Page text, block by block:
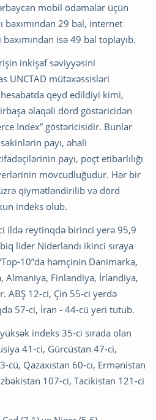
mobil ödəmələr üçün
baxımından 29 bal, internet
isə 49 bal toplayıb.
inkişaf səviyyəsini
UNCTAD mütəxəssisləri
qeyd edildiyi kimi,
əlaqəli dörd göstəricidən
Index” göstəricisidir. Bunlar
payı, əhali
payı, poçt etibarlılığı
mövcudluğudur. Hər bir
qiymətləndirilib və dörd
indeks olub.
ildə reytinqdə birinci yerə 95,9
lider Niderlandı ikinci sıraya
10”da həmçinin Danimarka,
Almaniya, Finlandiya, İrlandiya,
ABŞ 12-ci, Çin 55-ci yerdə
57-ci, İran - 44-cü yeri tutub.
indeks 35-ci sırada olan
41-ci, Gürcüstan 47-ci,
Qazaxıstan 60-cı, Ermənistan
107-ci, Tacikistan 121-ci